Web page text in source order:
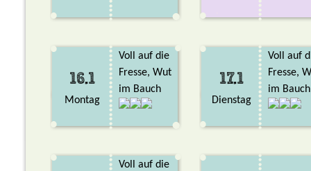
16.1
Montag
Voll auf die
Fresse, Wut
im Bauch
17.1
Dienstag
Voll auf
Fresse,
im Bauch
Voll auf die